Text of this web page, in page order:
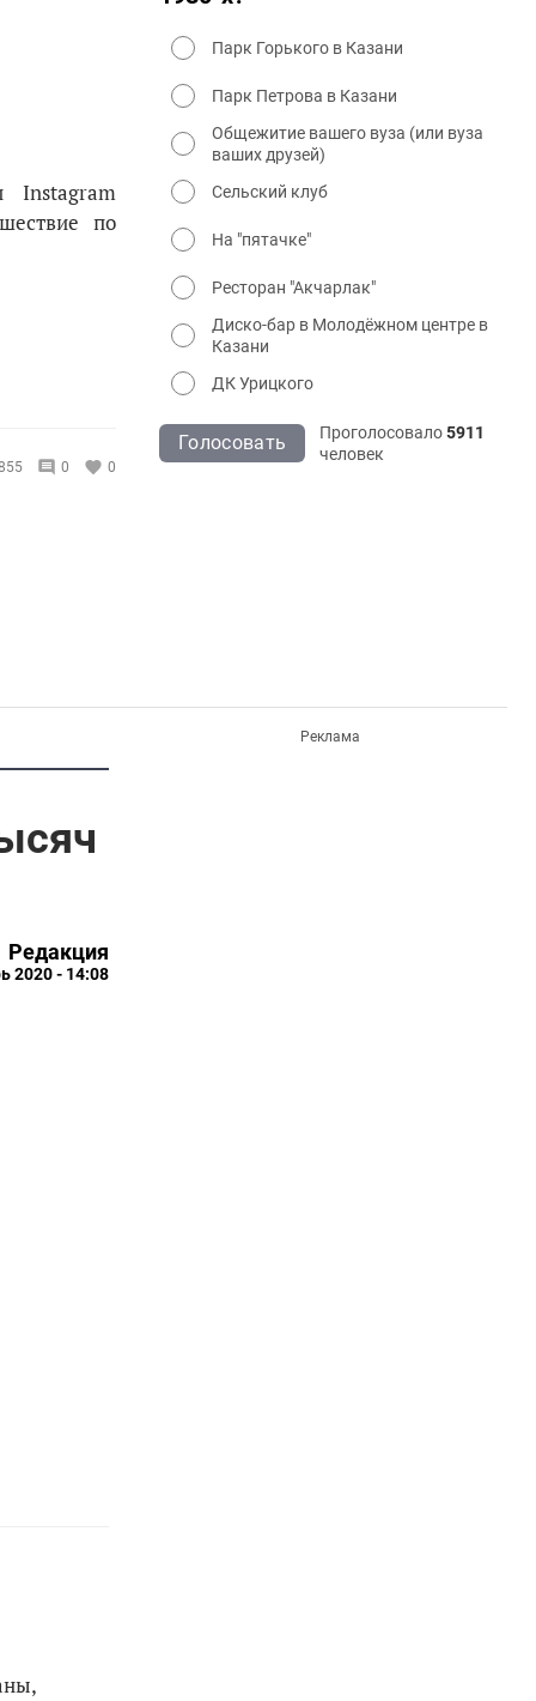
по
0 0
Парк Горького в Казани
Парк Петрова в Казани
Общежитие вашего вуза (или вуза
ваших друзей)
Сельский клуб
На "пятачке"
Ресторан "Акчарлак"
Диско-бар в Молодёжном центре в
Казани
ДК Урицкого
Голосовать Проголосовало5911
человек
Редакция
2020 - 14:08
Реклама